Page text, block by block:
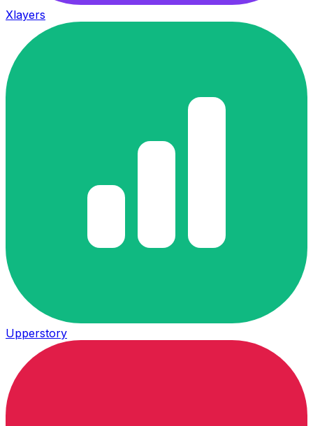
Xlayers
Upperstory